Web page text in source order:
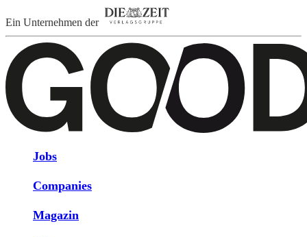
Ein Unternehmen der
Jobs
Companies
Magazin